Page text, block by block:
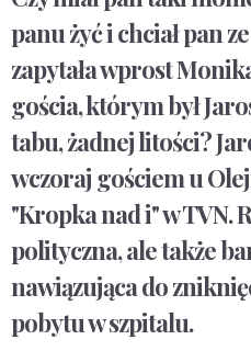
panu żyć i chciał pan
zapytała wprost
gościa, którym był
tabu, żadnej litości?
wczoraj gościem u
"Kropka nad i" w TVN.
polityczna, ale także
nawiązująca do
pobytu w szpitalu.